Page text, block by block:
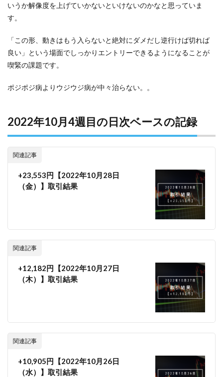
いうか解像度を上げていかないといけないのかなと思っていま
す。
「この形、動きはもう入らないと絶対にダメだし逆行けば切れば
良い」という場面でしっかりエントリーできるようになることが
喫緊の課題です。
ポジポジ病よりウジウジ病が中々治らない。。
2022年10月4週目の日次ベースの記録
関連記事
+23,553円【2022年10月28日
（金）】取引結果
関連記事
+12,182円【2022年10月27日
（木）】取引結果
関連記事
+10,905円【2022年10月26日
（水）】取引結果